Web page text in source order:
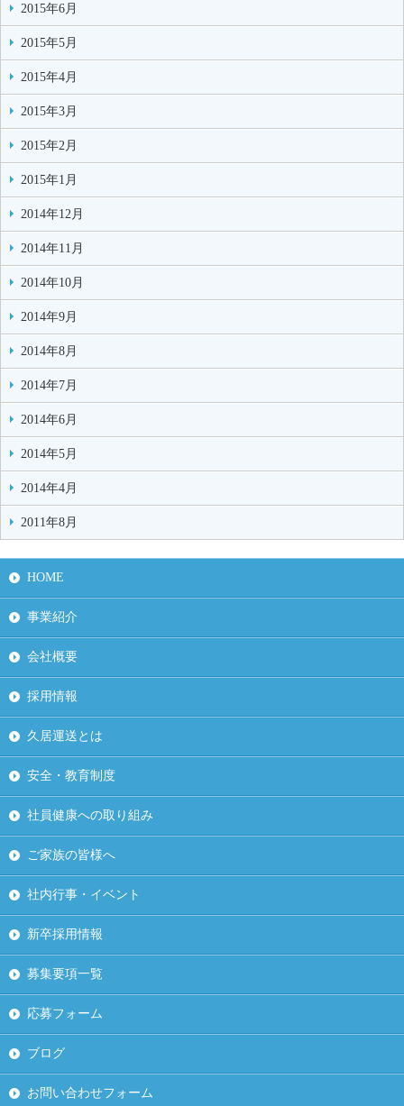
2015年6月
2015年5月
2015年4月
2015年3月
2015年2月
2015年1月
2014年12月
2014年11月
2014年10月
2014年9月
2014年8月
2014年7月
2014年6月
2014年5月
2014年4月
2011年8月
HOME
事業紹介
会社概要
採用情報
久居運送とは
安全・教育制度
社員健康への取り組み
ご家族の皆様へ
社内行事・イベント
新卒採用情報
募集要項一覧
応募フォーム
ブログ
お問い合わせフォーム